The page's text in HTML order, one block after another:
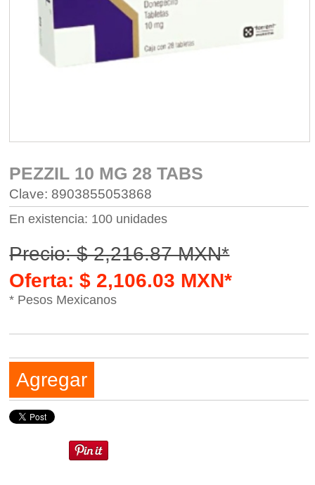
PEZZIL 10 MG 28 TABS
Clave: 8903855053868
En existencia: 100 unidades
Precio: $ 2,216.87 MXN*
Oferta: $ 2,106.03 MXN*
* Pesos Mexicanos
Agregar